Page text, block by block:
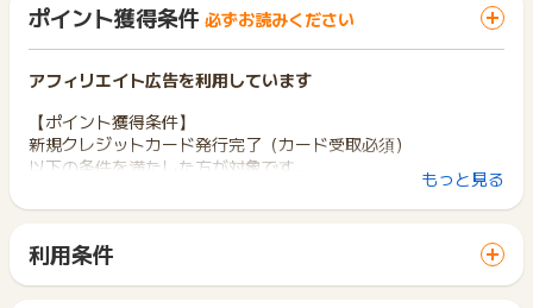
ポイント獲得条件 必ずお読みください
アフィリエイト広告を利用しています
【ポイント獲得条件】
新規クレジットカード発行完了（カード受取必須）
以下の条件を満たした方が対象です。
※「三菱ＵＦＪカード」の申込みが初めてで、WEBより申込み
後、45日以内に受取完了された方
たは18歳以上で学生の方（高校生を除く）
もっと見る
利用条件